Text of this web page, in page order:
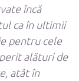
încă
ca în ultimii
pentru cele
alături de
atât în